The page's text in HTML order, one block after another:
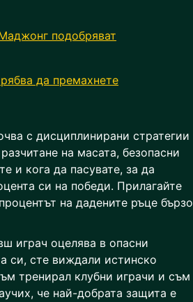
подобряват
да премахнете
с дисциплинирани стратегии
на масата, безопасни
и кога да пасувате, за да
си на победи. Прилагайте
на дадените ръце бързо
играч оцелява в опасни
си, сте виждали истинско
тренирал клубни играчи и съм
че най-добрата защита е